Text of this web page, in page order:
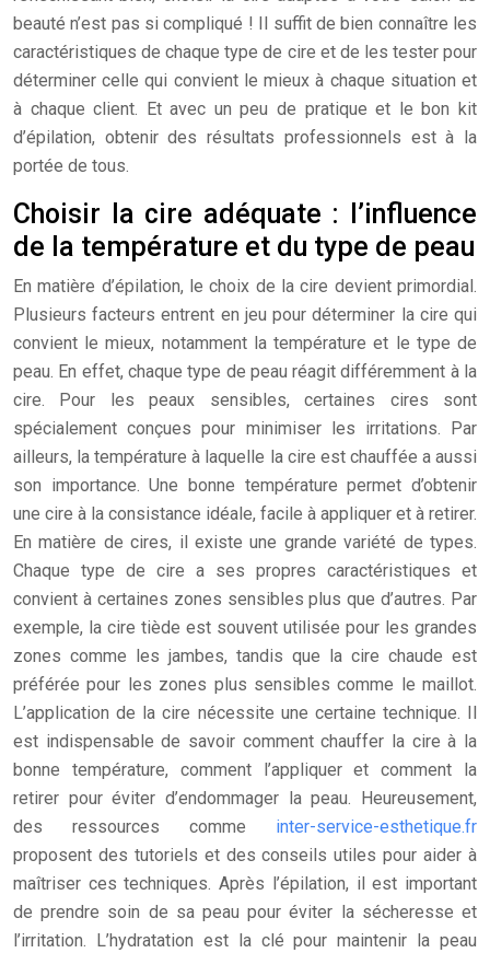
beauté n’est pas si compliqué ! Il suffit de bien connaître les
caractéristiques de chaque type de cire et de les tester pour
déterminer celle qui convient le mieux à chaque situation et
à chaque client. Et avec un peu de pratique et le bon kit
d’épilation, obtenir des résultats professionnels est à la
portée de tous.
Choisir la cire adéquate : l’influence
de la température et du type de peau
En matière d’épilation, le choix de la cire devient primordial.
Plusieurs facteurs entrent en jeu pour déterminer la cire qui
convient le mieux, notamment la température et le type de
peau. En effet, chaque type de peau réagit différemment à la
cire. Pour les peaux sensibles, certaines cires sont
spécialement conçues pour minimiser les irritations. Par
ailleurs, la température à laquelle la cire est chauffée a aussi
son importance. Une bonne température permet d’obtenir
une cire à la consistance idéale, facile à appliquer et à retirer.
En matière de cires, il existe une grande variété de types.
Chaque type de cire a ses propres caractéristiques et
convient à certaines zones sensibles plus que d’autres. Par
exemple, la cire tiède est souvent utilisée pour les grandes
zones comme les jambes, tandis que la cire chaude est
préférée pour les zones plus sensibles comme le maillot.
L’application de la cire nécessite une certaine technique. Il
est indispensable de savoir comment chauffer la cire à la
bonne température, comment l’appliquer et comment la
retirer pour éviter d’endommager la peau. Heureusement,
des ressources comme inter-service-esthetique.fr
proposent des tutoriels et des conseils utiles pour aider à
maîtriser ces techniques. Après l’épilation, il est important
de prendre soin de sa peau pour éviter la sécheresse et
l’irritation. L’hydratation est la clé pour maintenir la peau